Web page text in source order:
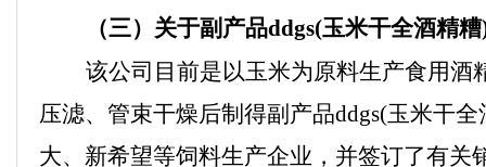
（三）关于副产品ddgs(玉米干全酒精糟
该公司目前是以玉米为原料生产食用
压滤、管束干燥后制得副产品ddgs(玉米干全
大、新希望等饲料生产企业，并签订了有关